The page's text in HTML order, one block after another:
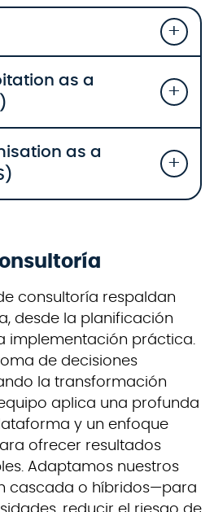
as a
as a
consultoría respaldan
desde la planificación
implementación práctica.
de decisiones
la transformación
aplica una profunda
y un enfoque
ofrecer resultados
Adaptamos nuestros
cascada o híbridos—para